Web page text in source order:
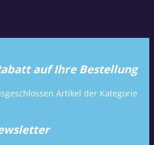
auf Ihre Bestellung
Artikel der Kategorie